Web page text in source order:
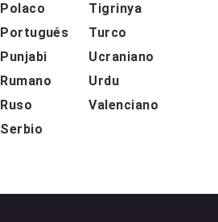
Polaco
Portugués
Punjabi
Rumano
Ruso
Serbio
Tigrinya
Turco
Ucraniano
Urdu
Valenciano